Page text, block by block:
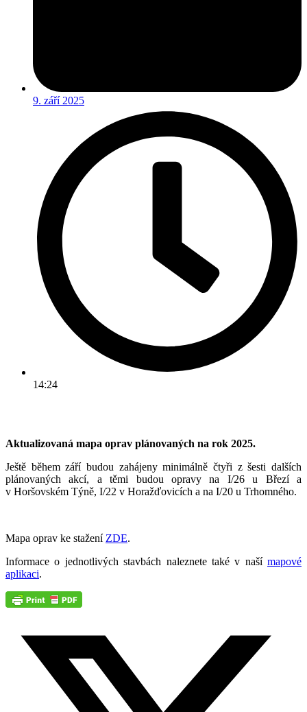
9. září 2025
14:24
Aktualizovaná mapa oprav plánovaných na rok 2025.
Ještě během září budou zahájeny minimálně čtyři z šesti dalších
plánovaných akcí, a těmi budou opravy na I/26 u Březí a
v Horšovském Týně, I/22 v Horažďovicích a na I/20 u Trhomného.
Mapa oprav ke stažení ZDE.
Informace o jednotlivých stavbách naleznete také v naší mapové
aplikaci.